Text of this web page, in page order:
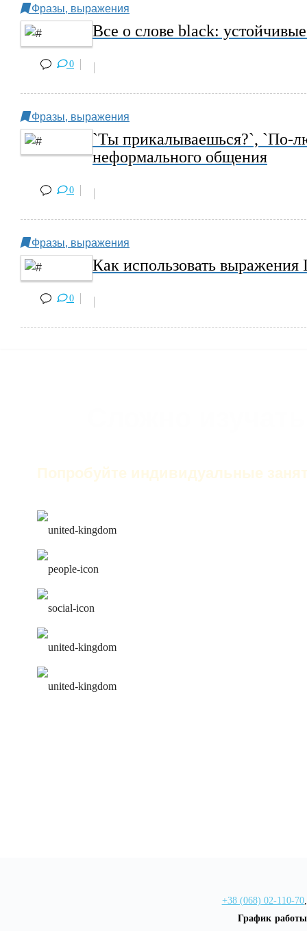
Фразы, выражения
Все о слове black:
0
Фразы, выражения
`Ты прикалываешься?`, `По-
неформального общения
0
Фразы, выражения
Как использовать выражения
0
Попробуйте индивидуальные
+38 (068) 02-110-70,
График работы